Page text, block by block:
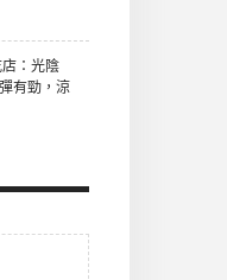
：光陰
有勁，涼